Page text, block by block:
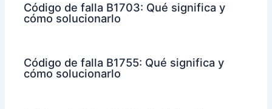
Código de falla B1703: Qué significa y
cómo solucionarlo
Código de falla B1755: Qué significa y
cómo solucionarlo